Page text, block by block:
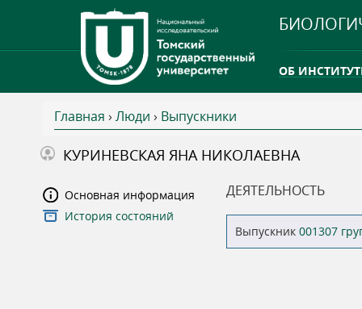
ОБ
ТГУ ОТКРЫЛ
В
ы
з
Главная › Люди › Выпускники
КУРИНЕВСКАЯ ЯНА НИКОЛАЕВНА
Основная информация
История состояний
ДЕЯТЕЛЬНОСТЬ
Выпускник 001307